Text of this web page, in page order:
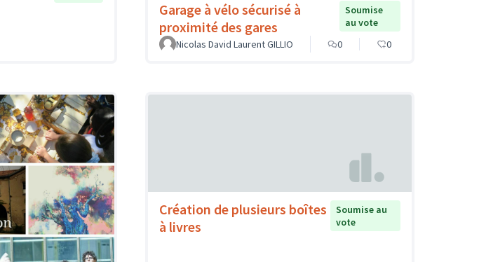
Garage à vélo sécurisé à
proximité des gares
Soumise
au vote
Nicolas David Laurent GILLIO
0 0
Création de plusieurs boîtes
à livres
Soumise au
vote